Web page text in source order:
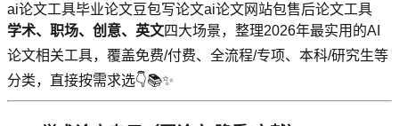
ai论文工具毕业论文豆包写论文ai论文网站包售后论文工具
学术、职场、创意、英文四大场景，整理2026年最实用的AI
论文相关工具，覆盖免费/付费、全流程/专项、本科/研究生等
分类，直接按需求选👇📚✨